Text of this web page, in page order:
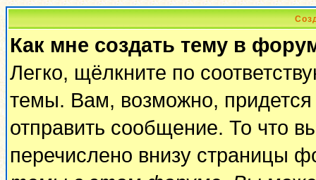
Как мне создать тему в
Легко, щёлкните по
темы. Вам, возможно, придется
отправить сообщение. То что
перечислено внизу страницы